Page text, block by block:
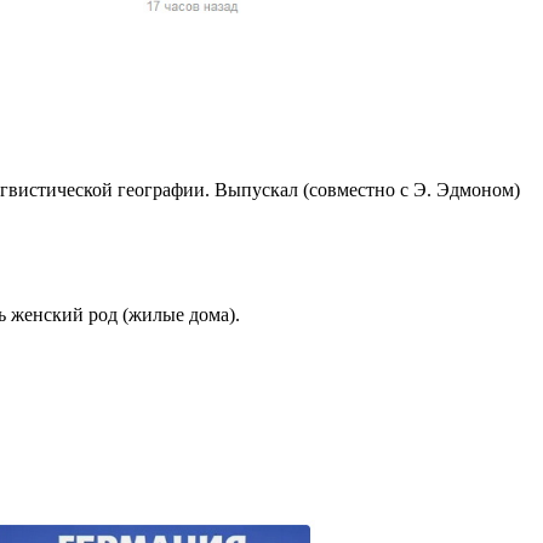
женщин и
страны),
географии. Выпускал (совместно с Э. Эдмоном)
женский род (жилые дома).